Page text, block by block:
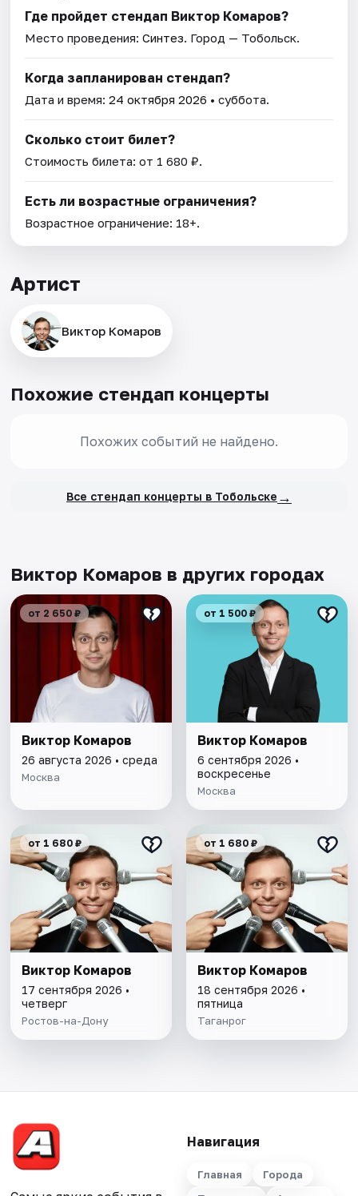
Где пройдет стендап Виктор Комаров?
Место проведения:Синтез . Город — Тобольск.
Когда запланирован стендап?
Дата и время:24 октября 2026 • суббота.
Сколько стоит билет?
Стоимость билета: от 1 680 ₽.
Есть ли возрастные ограничения?
Возрастное ограничение: 18+.
Артист
Виктор Комаров
Похожие стендап концерты
Похожих событий не найдено.
Все стендап концерты в Тобольске →
Виктор Комаров в других городах
от 2 650 ₽
Виктор Комаров
26 августа 2026 • среда
Москва
от 1 500 ₽
Виктор Комаров
6 сентября 2026 •
воскресенье
Москва
от 1 680 ₽
Виктор Комаров
17 сентября 2026 •
четверг
Ростов-на-Дону
от 1 680 ₽
Виктор Комаров
18 сентября 2026 •
пятница
Таганрог
Навигация
Главная
Города